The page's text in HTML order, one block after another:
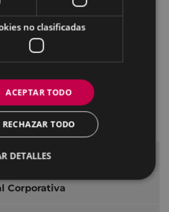
Corporativa
no clasificadas
ACEPTAR TODO
RECHAZAR TODO
DETALLES